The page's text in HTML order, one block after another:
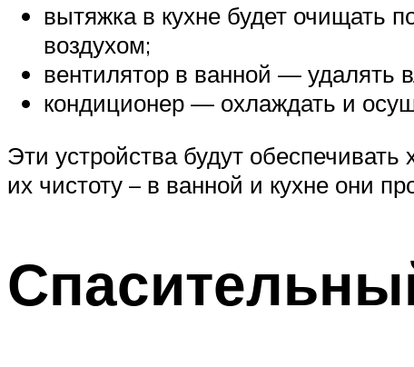
вытяжка в кухне будет очищать
воздухом;
вентилятор в ванной — удалять
кондиционер — охлаждать и
Эти устройства будут
их чистоту – в ванной и кухне они